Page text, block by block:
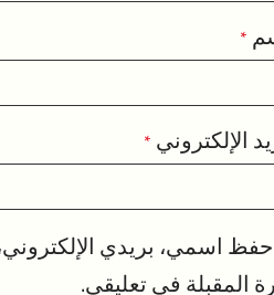
*
الإلكتروني *
اسمي، بريدي
المقبلة في تعليقي.